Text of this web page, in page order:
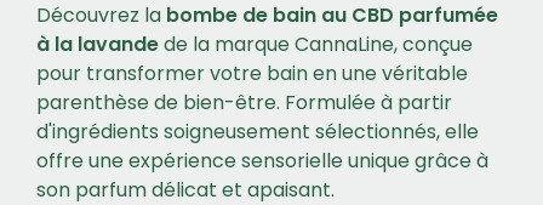
Découvrez la bombe de bain au CBD parfumée
à la lavandede la marque CannaLine, conçue
pour transformer votre bain en une véritable
parenthèse de bien-être. Formulée à partir
d'ingrédients soigneusement sélectionnés, elle
offre une expérience sensorielle unique grâce à
son parfum délicat et apaisant.